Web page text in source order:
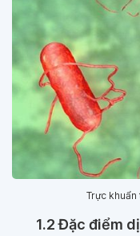
Trực khuẩn
1.2 Đặc điểm